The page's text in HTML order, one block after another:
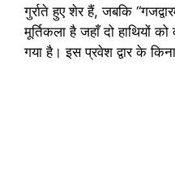
गुर्राते हुए शेर हैं, जबकि
मूर्तिकला है जहाँ दो हाथियों
गया है। इस प्रवेश द्वार के